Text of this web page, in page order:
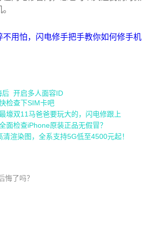
不用怕，闪电修手把手教你如何修手机
后 开启多人面容ID
检查下SIM卡吧
壕双11马爸爸要玩大的，闪电修跟上
面检查iPhone原装正品无假冒？
渲染图，全系支持5G低至4500元起！
悔了吗？